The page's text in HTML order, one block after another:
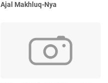
Ajal Makhluq-Nya